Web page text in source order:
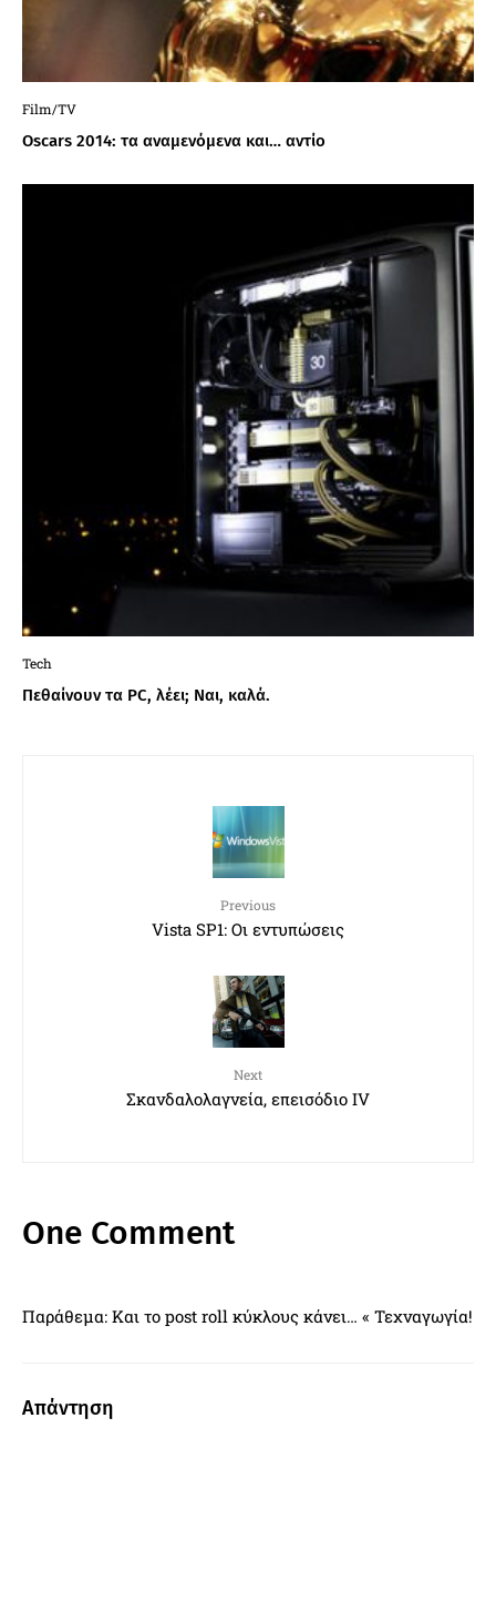
Film/TV
Oscars 2014: τα αναμενόμενα και… αντίο
Tech
Πεθαίνουν τα PC, λέει; Ναι, καλά.
Previous
Vista SP1: Οι εντυπώσεις
Next
Σκανδαλολαγνεία, επεισόδιο IV
One Comment
Παράθεμα: Και το post roll κύκλους κάνει… « Τεχναγωγία!
Απάντηση